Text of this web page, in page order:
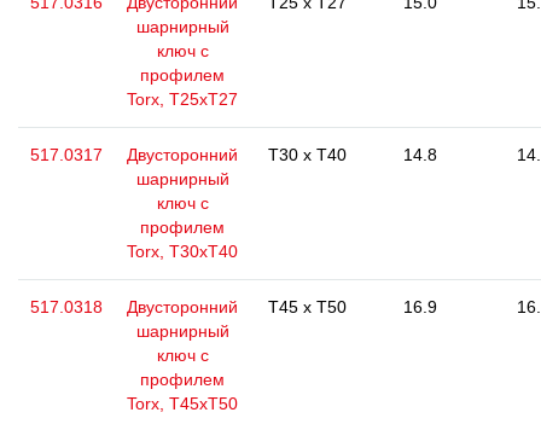
шарнирный
ключ с
профилем
Torx, T25xT27
517.0317
Двусторонний
шарнирный
ключ с
профилем
Torx, Т30хТ40
T30 x T40 14.8
517.0318
Двусторонний
шарнирный
ключ с
профилем
Torx, Т45хТ50
T45 x T50 16.9